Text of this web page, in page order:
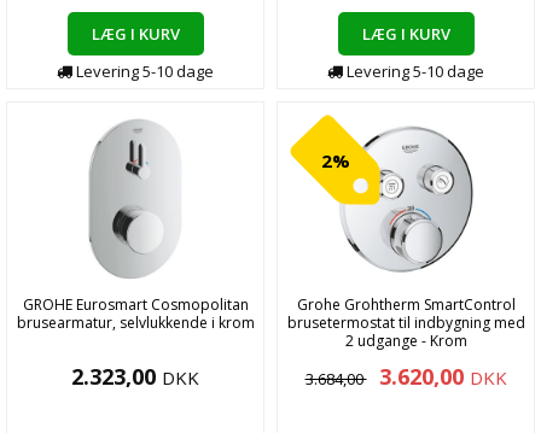
LÆG I KURV
Levering5-10dage
LÆG I KURV
Levering5-10dage
GROHE Eurosmart Cosmopolitan
brusearmatur, selvlukkende i krom
2.323,00 DKK
2%
Grohe Grohtherm SmartControl
brusetermostat til indbygning med
2 udgange - Krom
3.684,00 3.620,00 DKK